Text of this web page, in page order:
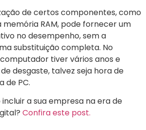
de certos componentes, como
memória RAM, pode fornecer um
no desempenho, sem a
substituição completa. No
tiver vários anos e
desgaste, talvez seja hora de
de PC.
a sua empresa na era de
Confira este post.